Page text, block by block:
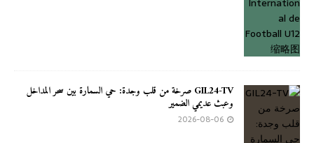
GIL24-TV صرخة من قلب وجدة: حي السمارة بين سحر المداخل
وعبث عديمي الضمير
2026-08-06